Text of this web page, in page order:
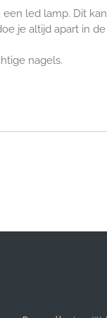
led lamp. Dit kan
je altijd apart in de
nagels.